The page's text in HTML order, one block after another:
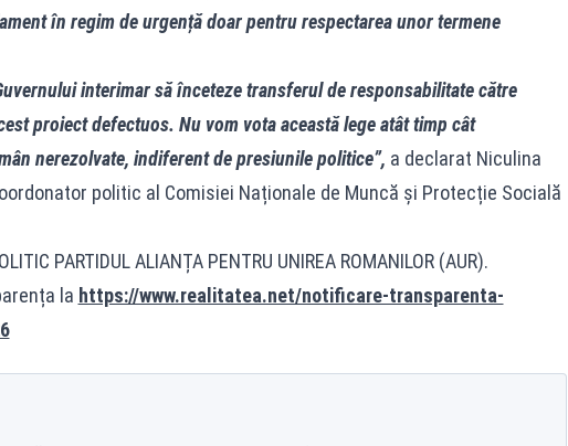
în regim de urgență doar pentru respectarea unor termene
interimar să înceteze transferul de responsabilitate către
proiect defectuos. Nu vom vota această lege atât timp cât
nerezolvate, indiferent de presiunile politice”, a declarat Niculina
politic al Comisiei Naționale de Muncă și Protecție Socială
PARTIDUL ALIANȚA PENTRU UNIREA ROMANILOR (AUR).
la https://www.realitatea.net/notificare-transparenta-